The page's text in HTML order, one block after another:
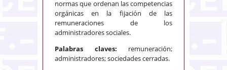
normas que ordenan las competencias
orgánicas en la fijación de las
remuneraciones de los
administradores sociales.
Palabras claves: remuneración;
administradores; sociedades cerradas.